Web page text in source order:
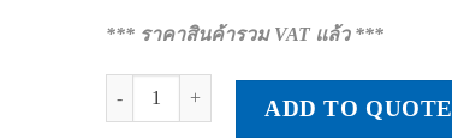
*** ราคาสินค้ารวม VAT แล้ว ***
โต๊ะอเนกประสงค์ TFM 1570 quantity
ADD TO QUOTE